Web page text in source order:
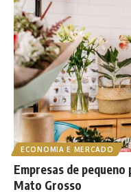
ECONOMIA E MERCADO
Empresas de
Mato Grosso